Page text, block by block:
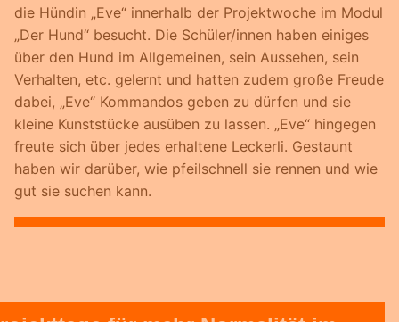
die Hündin „Eve“ innerhalb der Projektwoche im Modul
„Der Hund“ besucht. Die Schüler/innen haben einiges
über den Hund im Allgemeinen, sein Aussehen, sein
Verhalten, etc. gelernt und hatten zudem große Freude
dabei, „Eve“ Kommandos geben zu dürfen und sie
kleine Kunststücke ausüben zu lassen. „Eve“ hingegen
freute sich über jedes erhaltene Leckerli. Gestaunt
haben wir darüber, wie pfeilschnell sie rennen und wie
gut sie suchen kann.